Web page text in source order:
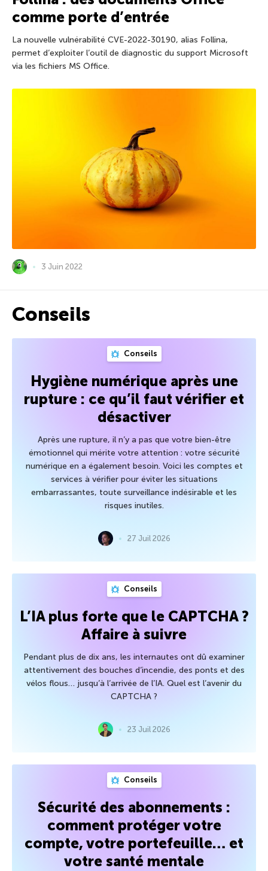
comme porte d’entrée
La nouvelle vulnérabilité CVE-2022-30190, alias Follina,
permet d’exploiter l’outil de diagnostic du support Microsoft
via les fichiers MS Office.
3 Juin 2022
Conseils
Conseils
Hygiène numérique après une
rupture : ce qu’il faut vérifier et
désactiver
Après une rupture, il n’y a pas que votre bien-être
émotionnel qui mérite votre attention : votre sécurité
numérique en a également besoin. Voici les comptes et
services à vérifier pour éviter les situations
embarrassantes, toute surveillance indésirable et les
risques inutiles.
27 Juil 2026
Conseils
L’IA plus forte que le CAPTCHA ?
Affaire à suivre
Pendant plus de dix ans, les internautes ont dû examiner
attentivement des bouches d’incendie, des ponts et des
vélos flous… jusqu’à l’arrivée de l’IA. Quel est l’avenir du
CAPTCHA ?
23 Juil 2026
Conseils
Sécurité des abonnements :
comment protéger votre
compte, votre portefeuille… et
votre santé mentale